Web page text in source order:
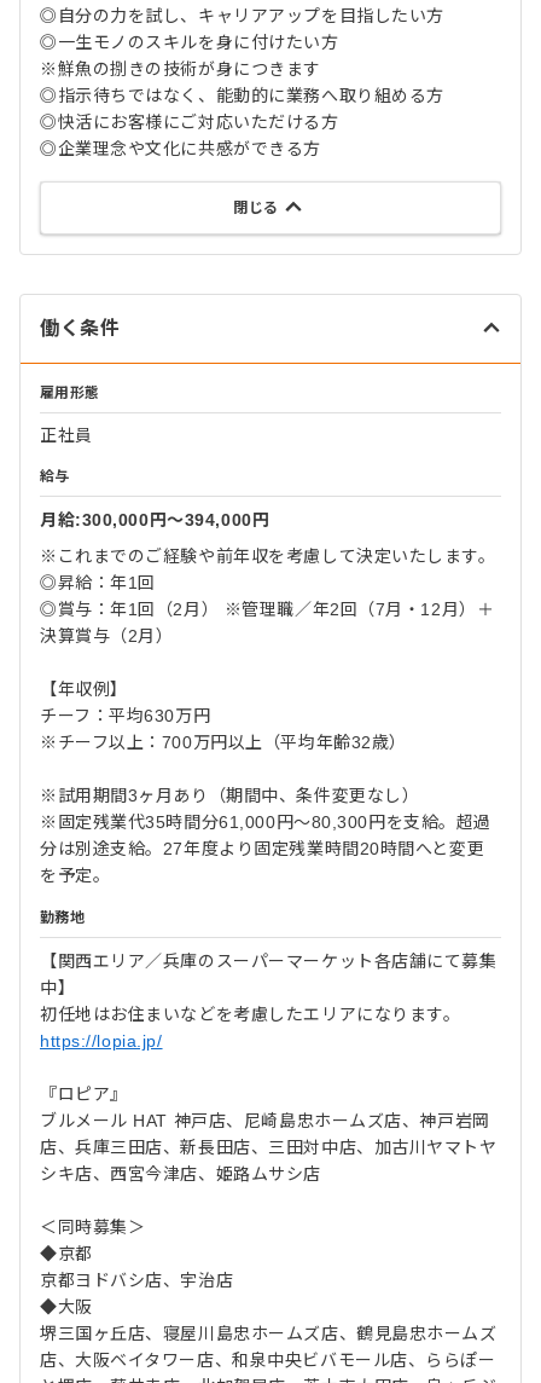
◎自分の力を試し、キャリアアップを目指したい方
◎一生モノのスキルを身に付けたい方
※鮮魚の捌きの技術が身につきます
◎指示待ちではなく、能動的に業務へ取り組める方
◎快活にお客様にご対応いただける方
◎企業理念や文化に共感ができる方
閉じる
働く条件
雇用形態
正社員
給与
月給:300,000円〜394,000円
※これまでのご経験や前年収を考慮して決定いたします。
◎昇給：年1回
◎賞与：年1回（2月） ※管理職／年2回（7月・12月）＋
決算賞与（2月）
【年収例】
チーフ：平均630万円
※チーフ以上：700万円以上（平均年齢32歳）
※試用期間3ヶ月あり（期間中、条件変更なし）
※固定残業代35時間分61,000円～80,300円を支給。超過
分は別途支給。27年度より固定残業時間20時間へと変更
を予定。
勤務地
【関西エリア／兵庫のスーパーマーケット各店舗にて募集
中】
初任地はお住まいなどを考慮したエリアになります。
https://lopia.jp/
『ロピア』
ブルメール HAT 神戸店、尼崎島忠ホームズ店、神戸岩岡
店、兵庫三田店、新長田店、三田対中店、加古川ヤマトヤ
シキ店、西宮今津店、姫路ムサシ店
＜同時募集＞
◆京都
京都ヨドバシ店、宇治店
◆大阪
堺三国ヶ丘店、寝屋川島忠ホームズ店、鶴見島忠ホームズ
店、大阪ベイタワー店、和泉中央ビバモール店、ららぽー